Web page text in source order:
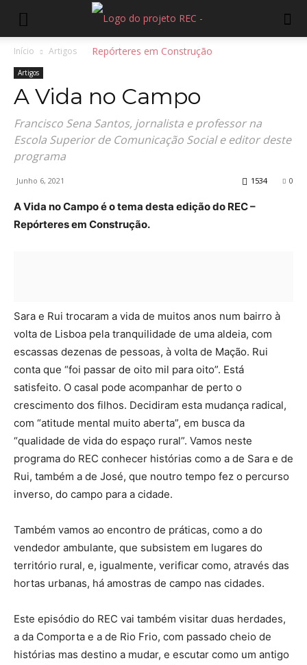
Início Artigos
Artigos
A Vida no Campo
Francisco Sena Santos, jornalista e professor na
Escola Superior de Comunicação Social e editor deste
programa
Junho 6, 2021 0
1534
A Vida no Campo é o tema desta edição do REC –
Repórteres em Construção.
Sara e Rui trocaram a vida de muitos anos num bairro à
volta de Lisboa pela tranquilidade de uma aldeia, com
escassas dezenas de pessoas, à volta de Mação. Rui
conta que “foi passar de oito mil para oito”. Está
satisfeito. O casal pode acompanhar de perto o
crescimento dos filhos. Decidiram esta mudança radical,
com “atitude mental muito aberta”, em busca da
“qualidade de vida do espaço rural”. Vamos neste
programa do REC conhecer histórias como a de Sara e de
Rui, também a de José, que noutro tempo fez o percurso
inverso, do campo para a cidade.
Também vamos ao encontro de práticas, como a do
vendedor ambulante, que subsistem em lugares do
território rural, e, igualmente, verificar como, através das
hortas urbanas, há amostras de campo nas cidades.
Este episódio do REC vai também visitar duas herdades,
a da Comporta e a de Rio Frio, com passado cheio de
histórias mas destino a mudar, e escutar como um antigo